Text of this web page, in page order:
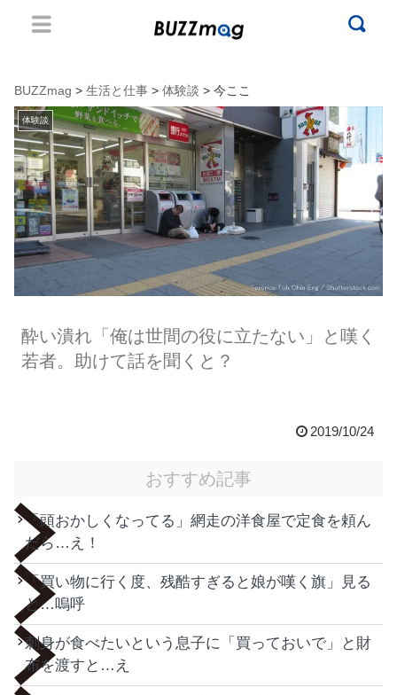
BUZZmag > 生活と仕事 > 体験談 > 今ここ
体験談
酔い潰れ「俺は世間の役に立たない」と嘆く
若者。助けて話を聞くと？
2019/10/24
おすすめ記事
「頭おかしくなってる」網走の洋食屋で定食を頼ん
だら…え！
「買い物に行く度、残酷すぎると娘が嘆く旗」見る
と…嗚呼
刺身が食べたいという息子に「買っておいで」と財
布を渡すと…え